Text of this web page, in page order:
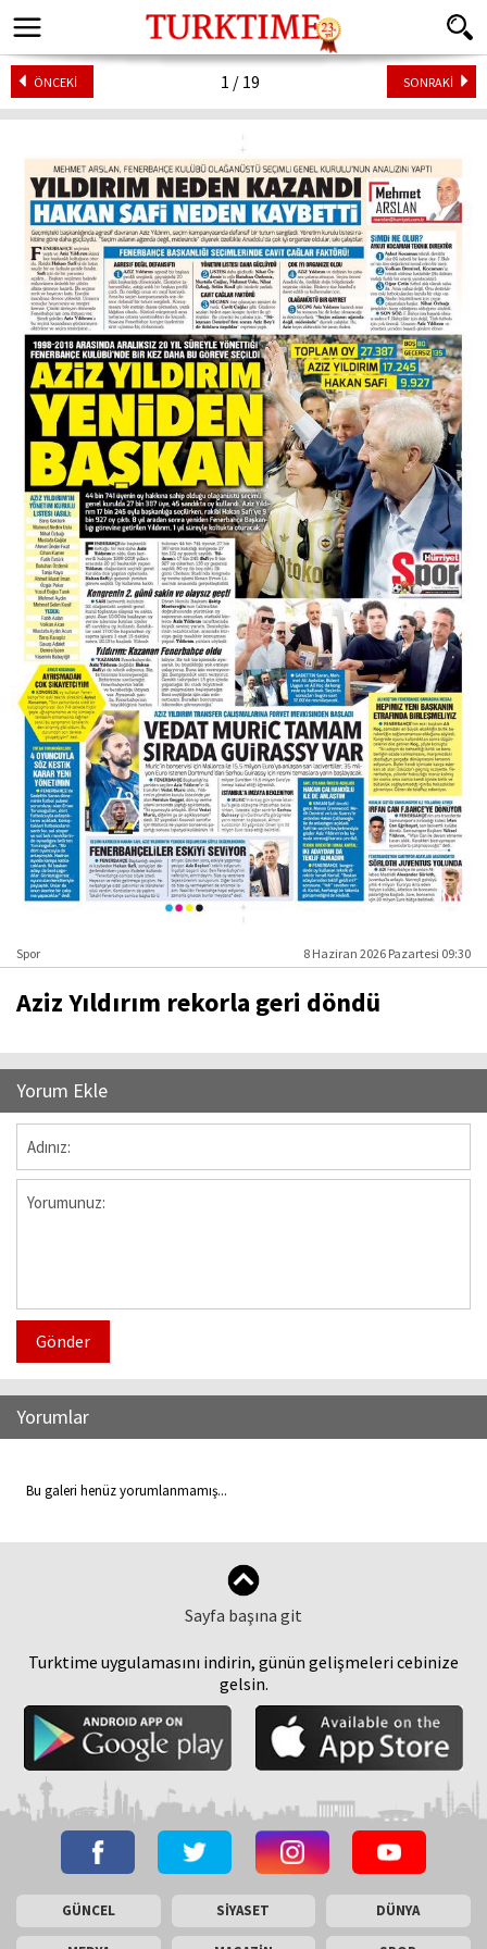
ÖNCEKİ SONRAKİ
1 / 19
Spor 8 Haziran 2026 Pazartesi 09:30
Aziz Yıldırım rekorla geri döndü
Yorum Ekle
Gönder
Yorumlar
Bu galeri henüz yorumlanmamış...
Sayfa başına git
Turktime uygulamasını indirin, günün gelişmeleri cebinize
gelsin.
GÜNCEL SİYASET DÜNYA